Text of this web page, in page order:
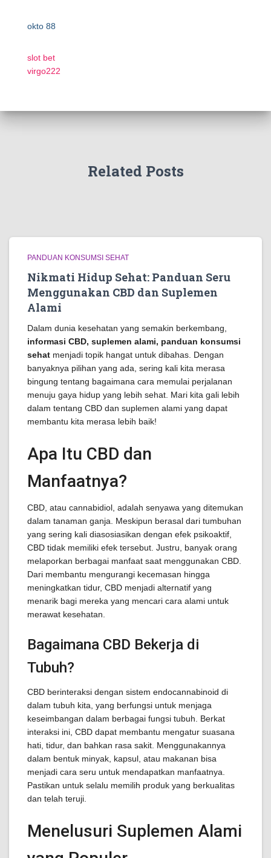
okto 88
slot bet
virgo222
Related Posts
PANDUAN KONSUMSI SEHAT
Nikmati Hidup Sehat: Panduan Seru
Menggunakan CBD dan Suplemen
Alami
Dalam dunia kesehatan yang semakin berkembang,
informasi CBD, suplemen alami, panduan konsumsi
sehat menjadi topik hangat untuk dibahas. Dengan
banyaknya pilihan yang ada, sering kali kita merasa
bingung tentang bagaimana cara memulai perjalanan
menuju gaya hidup yang lebih sehat. Mari kita gali lebih
dalam tentang CBD dan suplemen alami yang dapat
membantu kita merasa lebih baik!
Apa Itu CBD dan
Manfaatnya?
CBD, atau cannabidiol, adalah senyawa yang ditemukan
dalam tanaman ganja. Meskipun berasal dari tumbuhan
yang sering kali diasosiasikan dengan efek psikoaktif,
CBD tidak memiliki efek tersebut. Justru, banyak orang
melaporkan berbagai manfaat saat menggunakan CBD.
Dari membantu mengurangi kecemasan hingga
meningkatkan tidur, CBD menjadi alternatif yang
menarik bagi mereka yang mencari cara alami untuk
merawat kesehatan.
Bagaimana CBD Bekerja di
Tubuh?
CBD berinteraksi dengan sistem endocannabinoid di
dalam tubuh kita, yang berfungsi untuk menjaga
keseimbangan dalam berbagai fungsi tubuh. Berkat
interaksi ini, CBD dapat membantu mengatur suasana
hati, tidur, dan bahkan rasa sakit. Menggunakannya
dalam bentuk minyak, kapsul, atau makanan bisa
menjadi cara seru untuk mendapatkan manfaatnya.
Pastikan untuk selalu memilih produk yang berkualitas
dan telah teruji.
Menelusuri Suplemen Alami